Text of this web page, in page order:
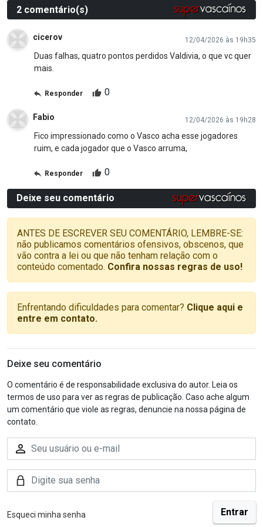
2 comentário(s)
cicerov 12/04/2026 às 19h35
Duas falhas, quatro pontos perdidos Valdivia, o que vc quer
mais.
Responder 0
Fabio 12/04/2026 às 19h28
Fico impressionado como o Vasco acha esse jogadores
ruim, e cada jogador que o Vasco arruma,
Responder 0
Deixe seu comentário
ANTES DE ESCREVER SEU COMENTÁRIO, LEMBRE-SE:
não publicamos comentários ofensivos, obscenos, que
vão contra a lei ou que não tenham relação com o
conteúdo comentado. Confira nossas regras de uso!
Enfrentando dificuldades para comentar? Clique aqui e
entre em contato.
Deixe seu comentário
O comentário é de responsabilidade exclusiva do autor. Leia os
termos de uso para ver as regras de publicação. Caso ache algum
um comentário que viole as regras, denuncie na nossa página de
contato.
Esqueci minha senha